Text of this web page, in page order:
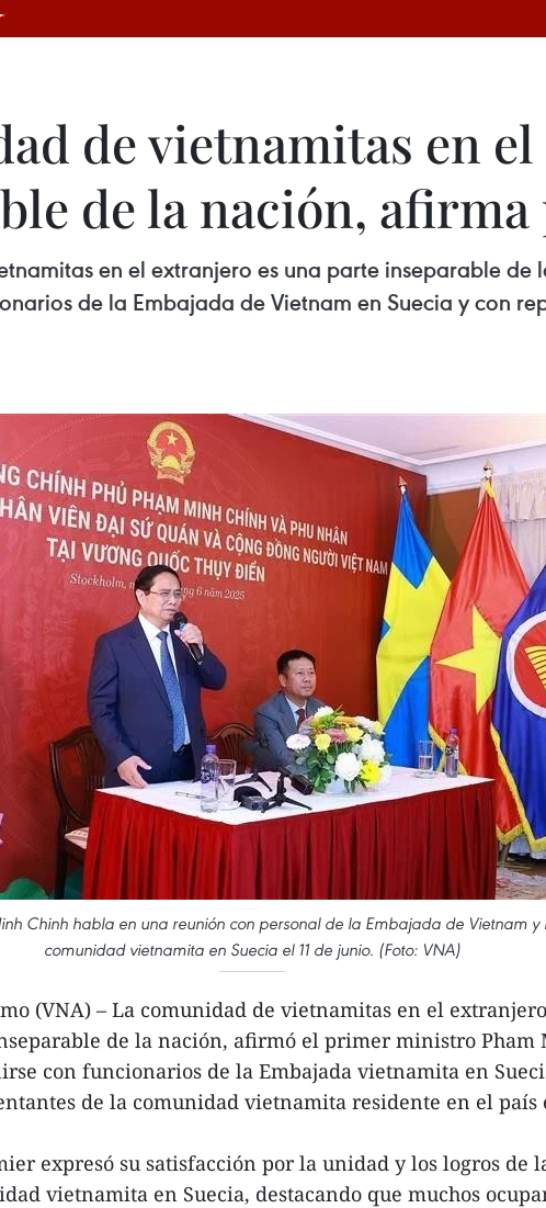
de vietnamitas en
de la nación,
en el extranjero es una parte inseparable
de la Embajada de Vietnam en Suecia y con
Chinh habla en una reunión con personal de la Embajada de Vietnam y
comunidad vietnamita en Suecia el 11 de junio. (Foto: VNA)
(VNA) – La comunidad de vietnamitas en el
de la nación, afirmó el primer ministro Pham
con funcionarios de la Embajada vietnamita en
de la comunidad vietnamita residente en el país
expresó su satisfacción por la unidad y los logros de
vietnamita en Suecia, destacando que muchos